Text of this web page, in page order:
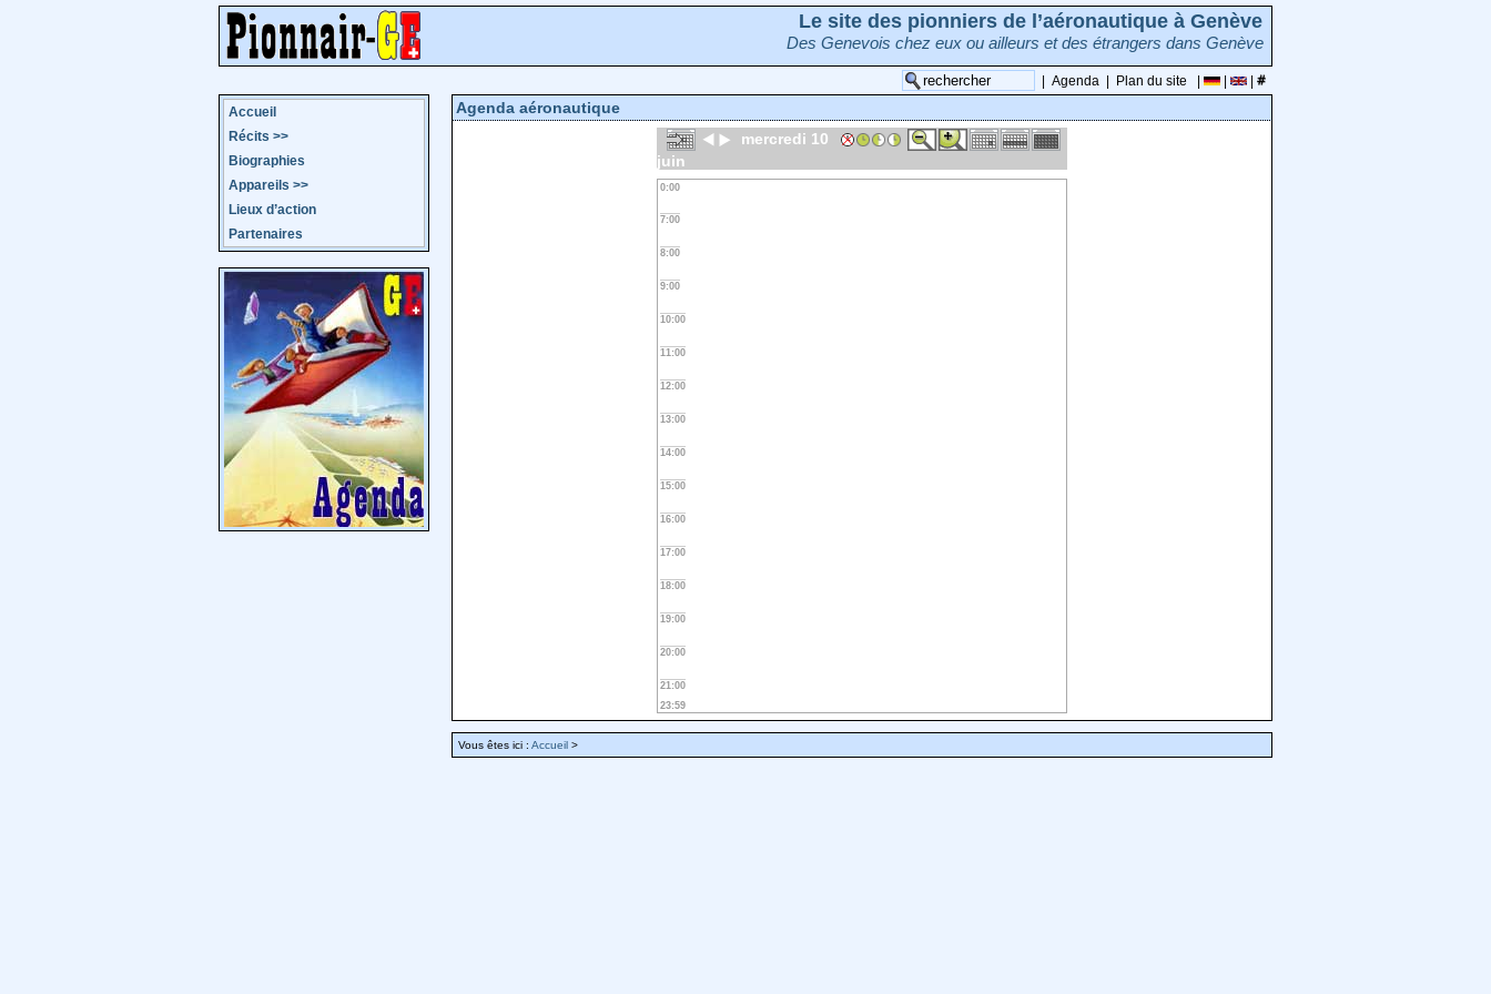
Le site des pionniers de l’aéronautique à Genève
Des Genevois chez eux ou ailleurs et des étrangers dans Genève
Agenda Plan du site
Accueil
Récits >>
Biographies
Appareils >>
Lieux d’action
Partenaires
Agenda aéronautique
mercredi 10
juin
0:00
7:00
8:00
9:00
10:00
11:00
12:00
13:00
14:00
15:00
16:00
17:00
18:00
19:00
20:00
21:00
23:59
Vous êtes ici : Accueil >